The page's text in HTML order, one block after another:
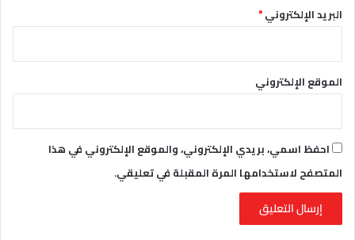
البريد الإلكتروني*
الموقع الإلكتروني
احفظ اسمي، بريدي الإلكتروني، والموقع الإلكتروني في هذا
المتصفح لاستخدامها المرة المقبلة في تعليقي.